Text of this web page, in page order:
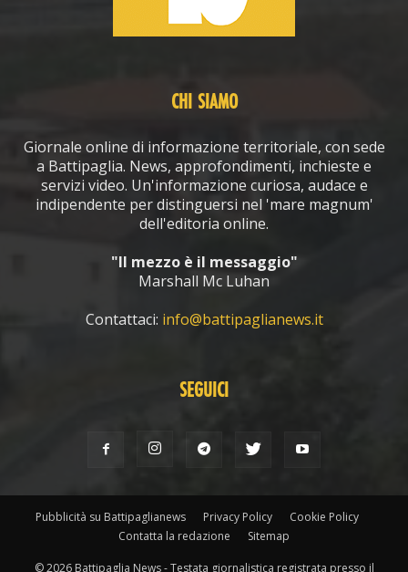
CHI SIAMO
Giornale online di informazione territoriale, con sede
a Battipaglia. News, approfondimenti, inchieste e
servizi video. Un'informazione curiosa, audace e
indipendente per distinguersi nel 'mare magnum'
dell'editoria online.
"Il mezzo è il messaggio"
Marshall Mc Luhan
Contattaci: info@battipaglianews.it
SEGUICI
Pubblicità su Battipaglianews Privacy Policy
Cookie Policy
Contatta la redazione
Sitemap
© 2026 Battipaglia News - Testata giornalistica registrata presso il